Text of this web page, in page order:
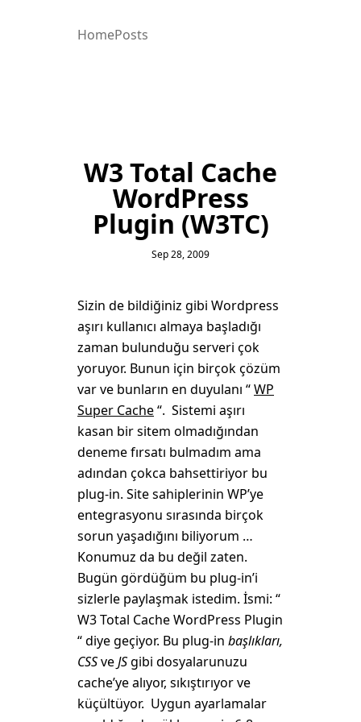
HomePosts
W3 Total Cache
WordPress
Plugin (W3TC)
Sep 28, 2009
Sizin de bildiğiniz gibi Wordpress
aşırı kullanıcı almaya başladığı
zaman bulunduğu serveri çok
yoruyor. Bunun için birçok çözüm
var ve bunların en duyulanı “WP
Super Cache“. Sistemi aşırı
kasan bir sitem olmadığından
deneme fırsatı bulmadım ama
adından çokca bahsettiriyor bu
plug-in. Site sahiplerinin WP’ye
entegrasyonu sırasında birçok
sorun yaşadığını biliyorum …
Konumuz da bu değil zaten.
Bugün gördüğüm bu plug-in’i
sizlerle paylaşmak istedim. İsmi: “
W3 Total Cache WordPress Plugin
“ diye geçiyor. Bu plug-in başlıkları,
CSSveJSgibi dosyalarunuzu
cache’ye alıyor, sıkıştırıyor ve
küçültüyor. Uygun ayarlamalar